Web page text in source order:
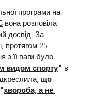
програми на
вона розповіла
досвід. За
протягом 25
з її ваги було
видом спорту" в
що
хвороба, а не